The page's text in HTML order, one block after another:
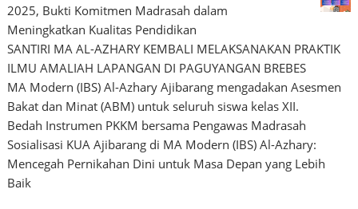
2025, Bukti Komitmen Madrasah dalam
Meningkatkan Kualitas Pendidikan
SANTIRI MA AL-AZHARY KEMBALI MELAKSANAKAN PRAKTIK
ILMU AMALIAH LAPANGAN DI PAGUYANGAN BREBES
MA Modern (IBS) Al-Azhary Ajibarang mengadakan Asesmen
Bakat dan Minat (ABM) untuk seluruh siswa kelas XII.
Bedah Instrumen PKKM bersama Pengawas Madrasah
Sosialisasi KUA Ajibarang di MA Modern (IBS) Al-Azhary:
Mencegah Pernikahan Dini untuk Masa Depan yang Lebih
Baik